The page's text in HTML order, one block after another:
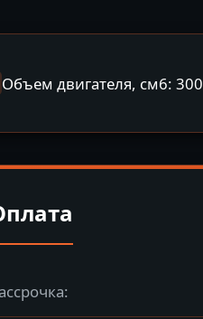
Объем двигателя, см6: 300